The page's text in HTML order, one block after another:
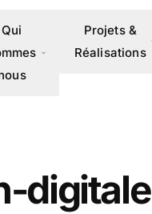
Qui
Projets &
Réalisations
digitale